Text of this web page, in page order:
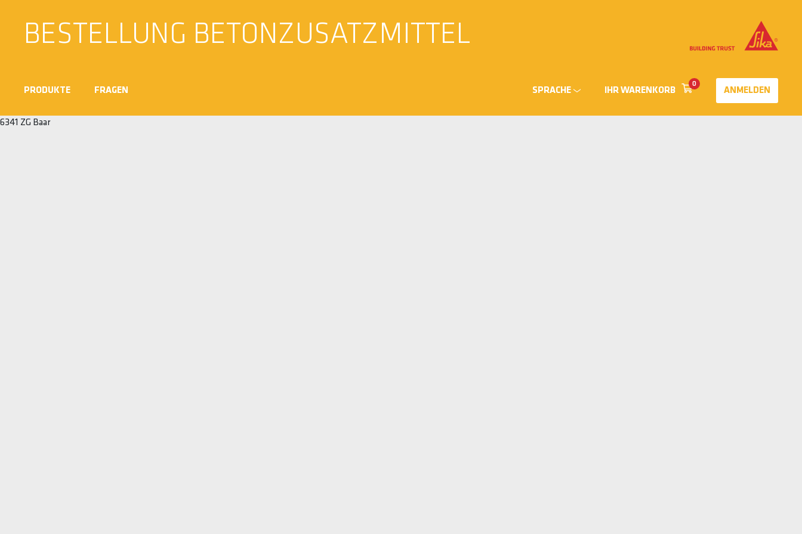
BESTELLUNG BETONZUSATZMITTEL
PRODUKTE FRAGEN SPRACHE IHR WARENKORB
0
ANMELDEN
6341 ZG Baar